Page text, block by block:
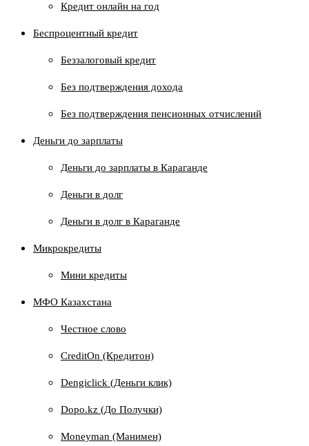
Кредит онлайн на год
Беспроцентный кредит
Беззалоговый кредит
Без подтверждения дохода
Без подтверждения пенсионных отчислений
Деньги до зарплаты
Деньги до зарплаты в Караганде
Деньги в долг
Деньги в долг в Караганде
Микрокредиты
Мини кредиты
МФО Казахстана
Честное слово
CreditOn (Кредитон)
Dengiclick (Деньги клик)
Dopo.kz (До Получки)
Moneyman (Манимен)